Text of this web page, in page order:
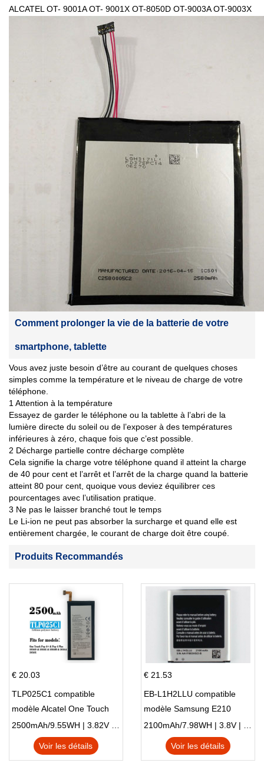
ALCATEL OT- 9001A OT- 9001X OT-8050D OT-9003A OT-9003X
Comment prolonger la vie de la batterie de votre
smartphone, tablette
Vous avez juste besoin d’être au courant de quelques choses
simples comme la température et le niveau de charge de votre
téléphone.
1 Attention à la température
Essayez de garder le téléphone ou la tablette à l’abri de la
lumière directe du soleil ou de l’exposer à des températures
inférieures à zéro, chaque fois que c’est possible.
2 Décharge partielle contre décharge complète
Cela signifie la charge votre téléphone quand il atteint la charge
de 40 pour cent et l’arrêt et l’arrêt de la charge quand la batterie
atteint 80 pour cent, quoique vous deviez équilibrer ces
pourcentages avec l’utilisation pratique.
3 Ne pas le laisser branché tout le temps
Le Li-ion ne peut pas absorber la surcharge et quand elle est
entièrement chargée, le courant de charge doit être coupé.
Produits Recommandés
€ 20.03
TLP025C1 compatible
modèle Alcatel One Touch
Pop 4 Plus OT-5056D
2500mAh/9.55WH | 3.82V | Li-ion ...
Voir les détails
€ 21.53
EB-L1H2LLU compatible
modèle Samsung E210
E210K i939
2100mAh/7.98WH | 3.8V | Li-ion ...
Voir les détails